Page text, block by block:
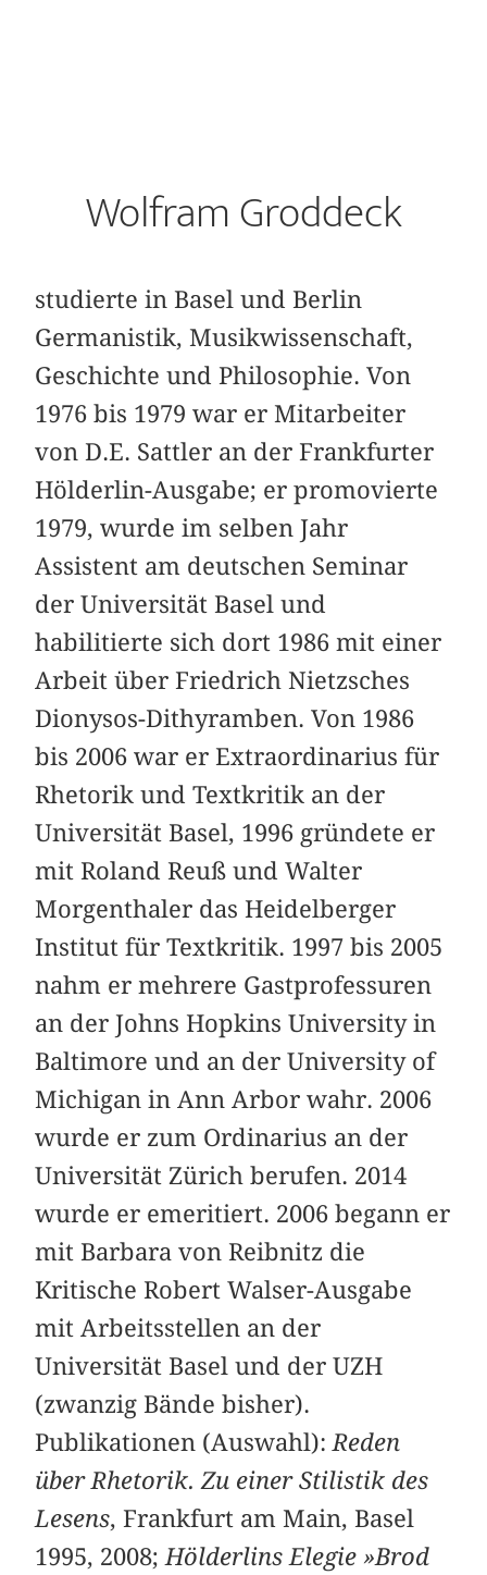
Wolfram Groddeck
studierte in Basel und Berlin
Germanistik, Musikwissenschaft,
Geschichte und Philosophie. Von
1976 bis 1979 war er Mitarbeiter
von D.E. Sattler an der Frankfurter
Hölderlin-Ausgabe; er promovierte
1979, wurde im selben Jahr
Assistent am deutschen Seminar
der Universität Basel und
habilitierte sich dort 1986 mit einer
Arbeit über Friedrich Nietzsches
Dionysos-Dithyramben. Von 1986
bis 2006 war er Extraordinarius für
Rhetorik und Textkritik an der
Universität Basel, 1996 gründete er
mit Roland Reuß und Walter
Morgenthaler das Heidelberger
Institut für Textkritik. 1997 bis 2005
nahm er mehrere Gastprofessuren
an der Johns Hopkins University in
Baltimore und an der University of
Michigan in Ann Arbor wahr. 2006
wurde er zum Ordinarius an der
Universität Zürich berufen. 2014
wurde er emeritiert. 2006 begann er
mit Barbara von Reibnitz die
Kritische Robert Walser-Ausgabe
mit Arbeitsstellen an der
Universität Basel und der UZH
(zwanzig Bände bisher).
Publikationen (Auswahl): Reden
über Rhetorik. Zu einer Stilistik des
Lesens, Frankfurt am Main, Basel
1995, 2008; Hölderlins Elegie »Brod